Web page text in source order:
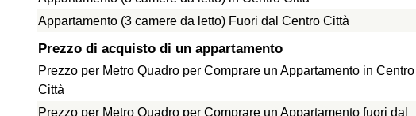
Appartamento (3 camere da letto) Fuori dal Centro Città
Prezzo di acquisto di un appartamento
Prezzo per Metro Quadro per Comprare un Appartamento in Centro
Città
Prezzo per Metro Quadro per Comprare un Appartamento fuori dal